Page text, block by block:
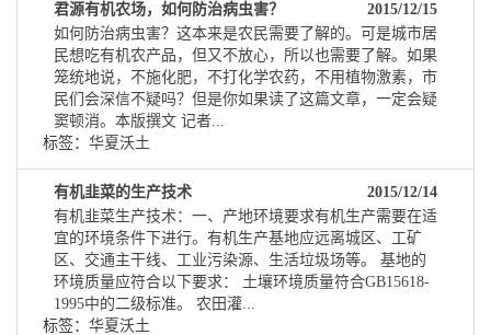
君源有机农场，如何防治病虫害？
2015/12/15
如何防治病虫害？这本来是农民需要了解的。可是城市居
民想吃有机农产品，但又不放心，所以也需要了解。如果
笼统地说，不施化肥，不打化学农药，不用植物激素，市
民们会深信不疑吗？但是你如果读了这篇文章，一定会疑
窦顿消。本版撰文 记者...
标签： 华夏沃土
有机韭菜的生产技术
2015/12/14
有机韭菜生产技术：一、产地环境要求有机生产需要在适
宜的环境条件下进行。有机生产基地应远离城区、工矿
区、交通主干线、工业污染源、生活垃圾场等。 基地的
环境质量应符合以下要求： 土壤环境质量符合GB15618-
1995中的二级标准。 农田灌...
标签： 华夏沃土